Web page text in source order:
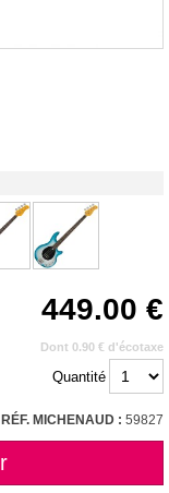
449.00
Dont 0.90 € d'écotaxe
Quantité
RÉF. MICHENAUD : 59827